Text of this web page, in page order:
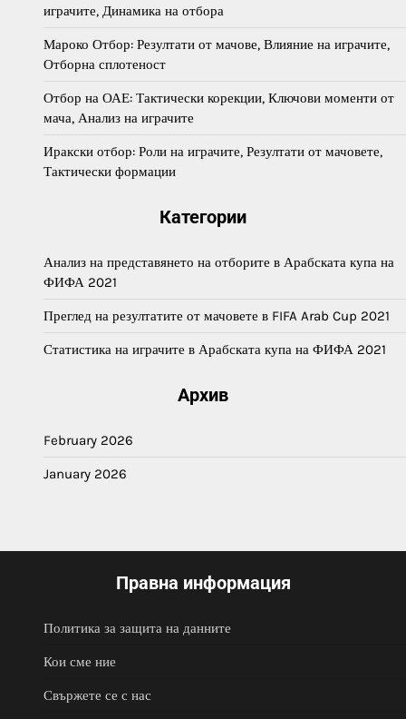
играчите, Динамика на отбора
Мароко Отбор: Резултати от мачове, Влияние на играчите,
Отборна сплотеност
Отбор на ОАЕ: Тактически корекции, Ключови моменти от
мача, Анализ на играчите
Иракски отбор: Роли на играчите, Резултати от мачовете,
Тактически формации
Категории
Анализ на представянето на отборите в Арабската купа на
ФИФА 2021
Преглед на резултатите от мачовете в FIFA Arab Cup 2021
Статистика на играчите в Арабската купа на ФИФА 2021
Архив
February 2026
January 2026
Правна информация
Политика за защита на данните
Кои сме ние
Свържете се с нас